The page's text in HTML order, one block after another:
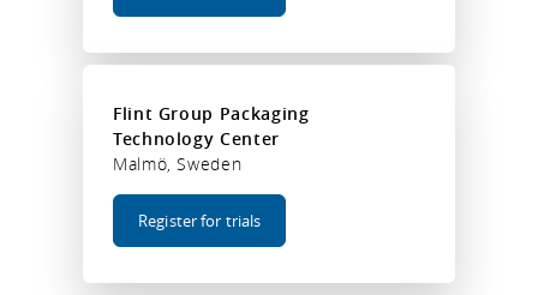
Flint Group Packaging
Technology Center
Malmö, Sweden
Register for trials